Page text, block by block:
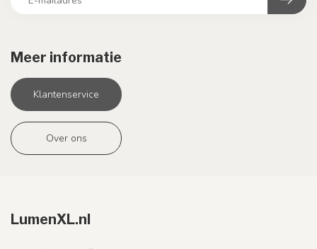
Meer informatie
Klantenservice
Over ons
LumenXL.nl